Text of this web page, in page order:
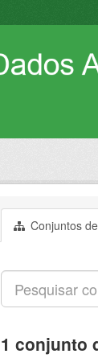
Conjuntos
1 conjunto